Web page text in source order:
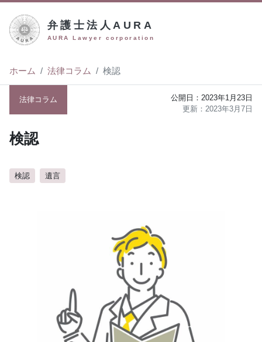
弁護士法人AURA
AURA Lawyer corporation
ホーム 法律コラム 検認
検認
法律コラム
2023年1月23日
2023年3月7日
検認 遺言